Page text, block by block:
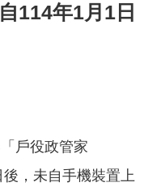
114年1月1日
戶役政管家
，未自手機裝置上